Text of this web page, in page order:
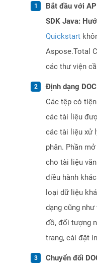
Bắt đầu với
SDK Java:
Quickstart
Aspose.Total
các thư viện
Định dạng
Các tệp có
các tài liệu
các tài liệu xử
phân. Phần
cho tài liệu
điều hành
loại dữ liệu
dạng cũng
đồ, đối tượng
trang, cài đặt
Chuyển đổi